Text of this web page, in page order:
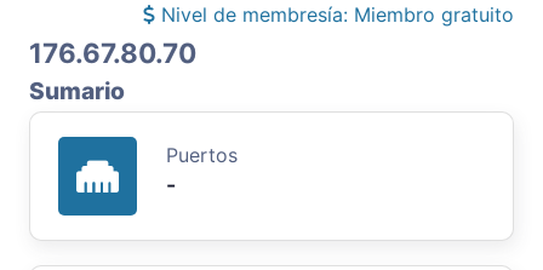
Nivel de membresía: Miembro gratuito
176.67.80.70
Sumario
Puertos
-